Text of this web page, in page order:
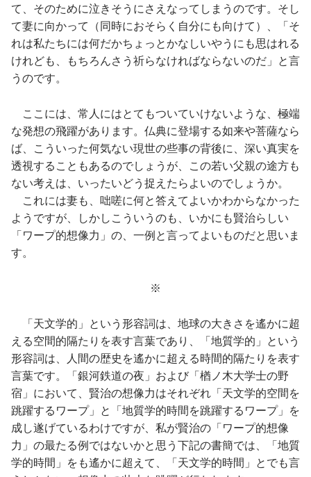
て、そのために泣きそうにさえなってしまうのです。そし
て妻に向かって（同時におそらく自分にも向けて）、「そ
れは私たちには何だかちょっとかなしいやうにも思はれる
けれども、もちろんさう祈らなければならないのだ」と言
うのです。
ここには、常人にはとてもついていけないような、極端
な発想の飛躍があります。仏典に登場する如来や菩薩なら
ば、こういった何気ない現世の些事の背後に、深い真実を
透視することもあるのでしょうが、この若い父親の途方も
ない考えは、いったいどう捉えたらよいのでしょうか。
これには妻も、咄嗟に何と答えてよいかわからなかった
ようですが、しかしこういうのも、いかにも賢治らしい
「ワープ的想像力」の、一例と言ってよいものだと思いま
す。
※
「天文学的」という形容詞は、地球の大きさを遙かに超
える空間的隔たりを表す言葉であり、「地質学的」という
形容詞は、人間の歴史を遙かに超える時間的隔たりを表す
言葉です。「銀河鉄道の夜」および「楢ノ木大学士の野
宿」において、賢治の想像力はそれぞれ「天文学的空間を
跳躍するワープ」と「地質学的時間を跳躍するワープ」を
成し遂げているわけですが、私が賢治の「ワープ的想像
力」の最たる例ではないかと思う下記の書簡では、「地質
学的時間」をも遙かに超えて、「天文学的時間」とでも言